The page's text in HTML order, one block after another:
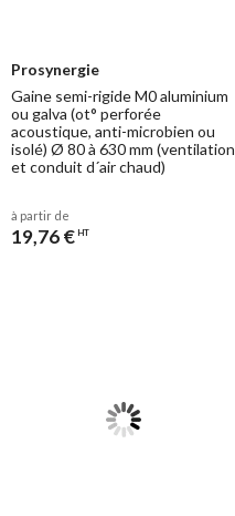
Prosynergie
Gaine semi-rigide M0 aluminium
ou galva (ot° perforée
acoustique, anti-microbien ou
isolé) Ø 80 à 630 mm (ventilation
et conduit d´air chaud)
à partir de
19,76 € HT